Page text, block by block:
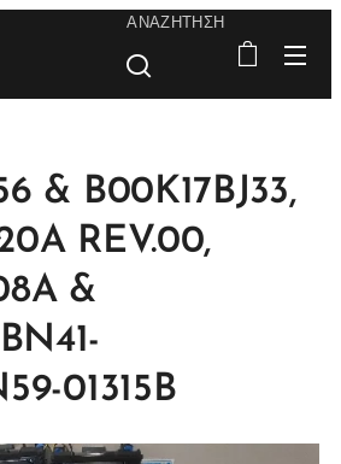
ΑΝΑΖΉΤΗΣΗ
& B00K17BJ33,
REV.00,
&
01315B